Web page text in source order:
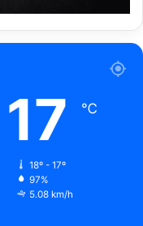
17 ℃
18º - 17º
97%
5.08 km/h